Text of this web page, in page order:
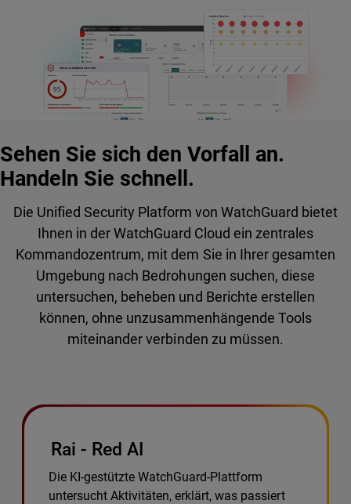
Sehen Sie sich den Vorfall an.
Handeln Sie schnell.
Die Unified Security Platform von WatchGuard bietet
Ihnen in der WatchGuard Cloud ein zentrales
Kommandozentrum, mit dem Sie in Ihrer gesamten
Umgebung nach Bedrohungen suchen, diese
untersuchen, beheben und Berichte erstellen
können, ohne unzusammenhängende Tools
miteinander verbinden zu müssen.
Rai - Red AI
Die KI-gestützte WatchGuard-Plattform
untersucht Aktivitäten, erklärt, was passiert